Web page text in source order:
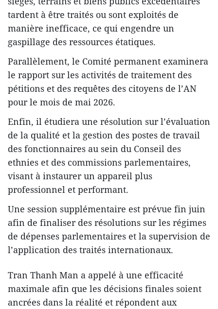
tardent à être traités ou sont exploités de
manière inefficace, ce qui engendre un
gaspillage des ressources étatiques.
Parallèlement, le Comité permanent examinera
le rapport sur les activités de traitement des
pétitions et des requêtes des citoyens de l’AN
pour le mois de mai 2026.
Enfin, il étudiera une résolution sur l’évaluation
de la qualité et la gestion des postes de travail
des fonctionnaires au sein du Conseil des
ethnies et des commissions parlementaires,
visant à instaurer un appareil plus
professionnel et performant.
Une session supplémentaire est prévue fin juin
afin de finaliser des résolutions sur les régimes
de dépenses parlementaires et la supervision de
l’application des traités internationaux.
Tran Thanh Man a appelé à une efficacité
maximale afin que les décisions finales soient
ancrées dans la réalité et répondent aux